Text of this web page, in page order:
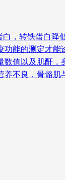
，转铁蛋白
能的测定
值以及肌酐
不良，骨骼